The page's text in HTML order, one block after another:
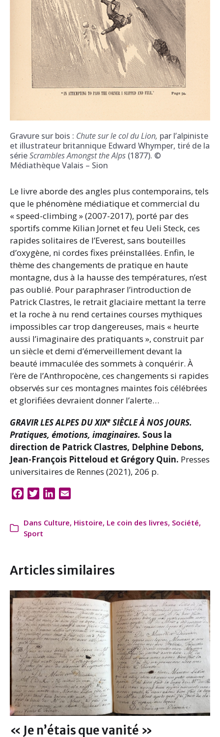
Gravure sur bois : Chute sur le col du Lion, par l’alpiniste
et illustrateur britannique Edward Whymper, tiré de la
sérieScrambles Amongst the Alps (1877). ©
Médiathèque Valais – Sion
Le livre aborde des angles plus contemporains, tels
que le phénomène médiatique et commercial du
« speed-climbing » (2007-2017), porté par des
sportifs comme Kilian Jornet et feu Ueli Steck, ces
rapides solitaires de l’Everest, sans bouteilles
d’oxygène, ni cordes fixes préinstallées. Enfin, le
thème des changements de pratique en haute
montagne, dus à la hausse des températures, n’est
pas oublié. Pour paraphraser l’introduction de
Patrick Clastres, le retrait glaciaire mettant la terre
et la roche à nu rend certaines courses mythiques
impossibles car trop dangereuses, mais « heurte
aussi l’imaginaire des pratiquants », construit par
un siècle et demi d’émerveillement devant la
beauté immaculée des sommets à conquérir. À
l’ère de l’Anthropocène, ces changements si rapides
observés sur ces montagnes maintes fois célébrées
et glorifiées devraient donner l’alerte…
GRAVIR LES ALPES DU XIXe SIÈCLE À NOS JOURS.
Pratiques, émotions, imaginaires. Sous la
direction de Patrick Clastres, Delphine Debons,
Jean-François Pitteloud et Grégory Quin. Presses
universitaires de Rennes (2021), 206 p.
e
b
o
k
t
r
k
n
i
Dans Culture, Histoire, Le coin des livres, Société,
Sport
Articles similaires
« Je n’étais que vanité »